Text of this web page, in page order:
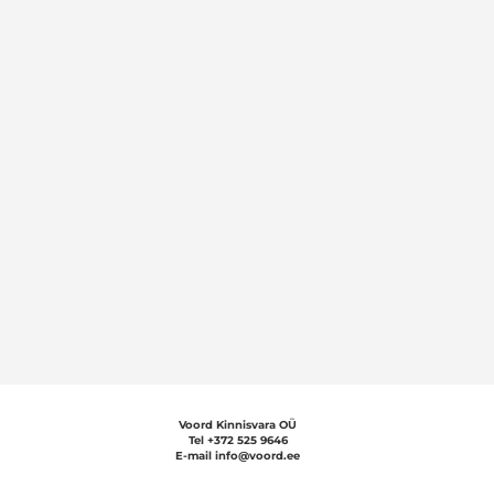
Voord Kinnisvara OÜ
Tel +372 525 9646
E-mail info@voord.ee